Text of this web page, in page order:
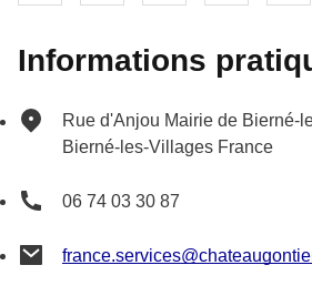
Informations
Rue d'Anjou Mairie de Bierné-
Bierné-les-Villages France
06 74 03 30 87